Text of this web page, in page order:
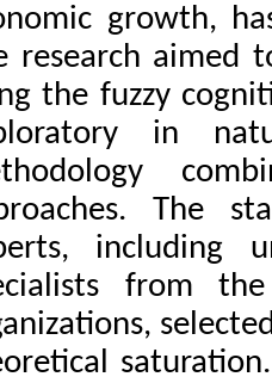
growth,
research aimed
the fuzzy
in
The
including
from